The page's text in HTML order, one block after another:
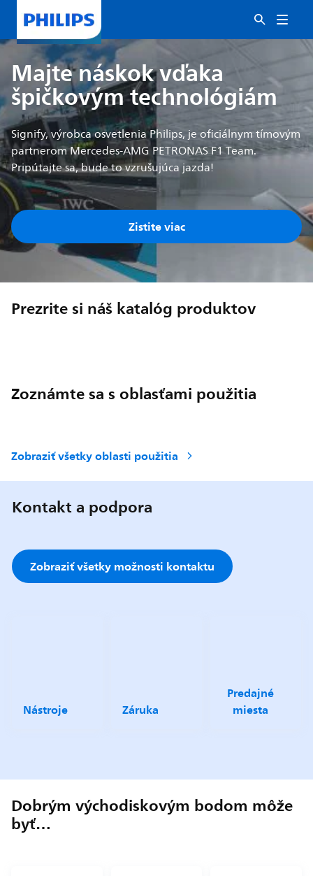
Majte náskok vďaka
špičkovým technológiám ​
Signify, výrobca osvetlenia Philips, je oficiálnym tímovým
partnerom Mercedes-AMG PETRONAS F1 Team.
Pripútajte sa, bude to vzrušujúca jazda!
Zistite viac
Prezrite si náš katalóg produktov
Zoznámte sa s oblasťami použitia
Zobraziť všetky oblasti použitia
Kontakt a podpora
Zobraziť všetky možnosti kontaktu
Nástroje Záruka
Predajné
miesta
Dobrým východiskovým bodom môže
byť…